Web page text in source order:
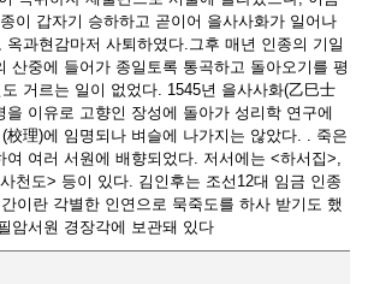
이 갑자기 승하하고 곧이어 을사사화가 일어나
과현감마저 사퇴하였다.그후 매년 인종의 기일
산중에 들어가 종일토록 통곡하고 돌아오기를 평
거르는 일이 없었다. 1545년 을사사화(乙巳士
을 이유로 고향인 장성에 돌아가 성리학 연구에
校理)에 임명되나 벼슬에 나가지는 않았다. . 죽은
여 여러 서원에 배향되었다. 저서에는 <하서집>,
천도> 등이 있다. 김인후는 조선12대 임금 인종
이란 각별한 인연으로 묵죽도를 하사 받기도 했
암서원 경장각에 보관돼 있다